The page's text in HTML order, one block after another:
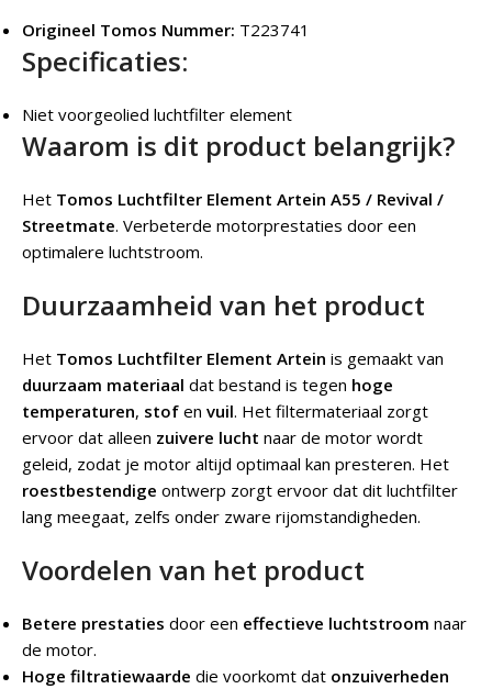
Origineel Tomos Nummer: T223741
Specificaties:
Niet voorgeolied luchtfilter element
Waarom is dit product belangrijk?
Het Tomos Luchtfilter Element Artein A55 / Revival /
Streetmate. Verbeterde motorprestaties door een
optimalere luchtstroom.
Duurzaamheid van het product
Het Tomos Luchtfilter Element Artein is gemaakt van
duurzaam materiaal dat bestand is tegen hoge
temperaturen, stof en vuil. Het filtermateriaal zorgt
ervoor dat alleen zuivere lucht naar de motor wordt
geleid, zodat je motor altijd optimaal kan presteren. Het
roestbestendige ontwerp zorgt ervoor dat dit luchtfilter
lang meegaat, zelfs onder zware rijomstandigheden.
Voordelen van het product
Betere prestaties door een effectieve luchtstroom naar
de motor.
Hoge filtratiewaarde die voorkomt dat onzuiverheden